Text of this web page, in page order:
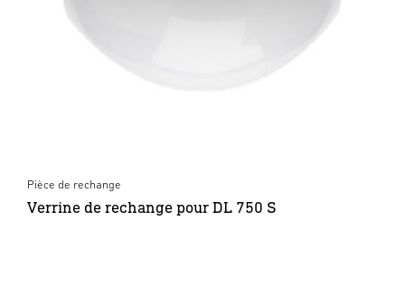
Pièce de rechange
Verrine de rechange pour DL 750 S